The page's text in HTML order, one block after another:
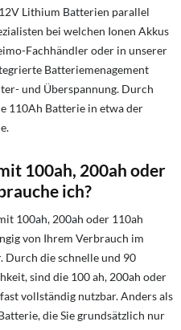
Lithium Batterien parallel
bei welchen Ionen Akkus
Fachhändleroder in unserer
Batteriemenagement
und Überspannung. Durch
110Ah Batterie in etwa der
100ah, 200ah oder
ich?
100ah, 200ah oder 110ah
von Ihrem Verbrauch im
Durch die schnelle und 90
sind die 100 ah, 200ah oder
vollständig nutzbar. Anders als
die Sie grundsätzlich nur